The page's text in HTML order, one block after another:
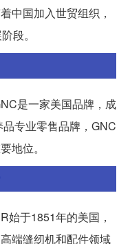
中国加入世贸组织，
段。
是一家美国品牌，成
专业零售品牌，GNC
地位。
始于1851年的美国，
端缝纫机和配件领域